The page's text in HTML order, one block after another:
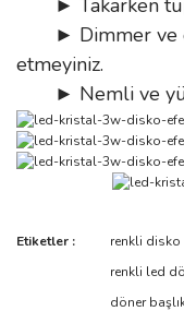
► Takarken
► Dimmer ve
etmeyiniz.
► Nemli ve
Bu
Bu ürünün fiyat bilgisi,
tarafımıza iletebilirsiniz.
Görüş ve önerileriniz
Etiketler :
renkli
renkli led
döner